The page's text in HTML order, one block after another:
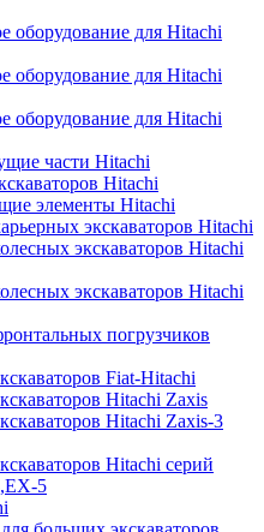
оборудование для Hitachi
оборудование для Hitachi
оборудование для Hitachi
части Hitachi
Hitachi
элементы Hitachi
экскаваторов Hitachi
экскаваторов Hitachi
экскаваторов Hitachi
погрузчиков
Fiat-Hitachi
Hitachi Zaxis
Hitachi Zaxis-3
Hitachi серий
5